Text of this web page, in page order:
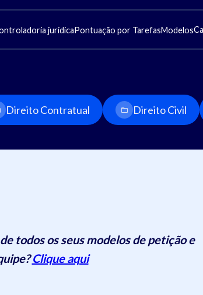
jurídicaPontuação por TarefasModelos
Direito Contratual Direito Civil
todos os seus modelos de petição e
Clique aqui